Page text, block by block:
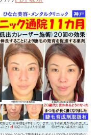
第１０弾 日曜日午前・
な小顔セットＡ及び
32,800円)、16,900円
ましたが、２月１４日
躇(ためら)いの方は、
「お得な美肌・小顔ス